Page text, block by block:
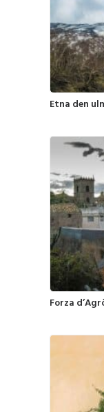
Etna den
Forza